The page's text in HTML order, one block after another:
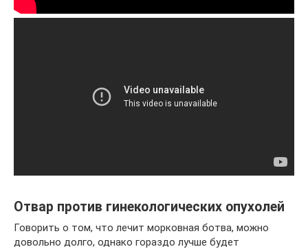
Отвар против гинекологических опухолей
Говорить о том, что лечит морковная ботва, можно
довольно долго, однако гораздо лучше будет